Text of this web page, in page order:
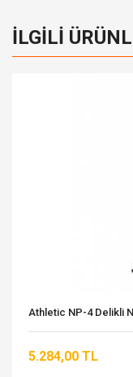
İLGILI
Athletic NP-4 Delikli
5.284,00 TL